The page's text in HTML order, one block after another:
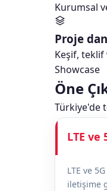
Kurumsal
Proje
Keşif,
Showcase
Öne
Türkiye'de
LTE ve
LTE ve
iletişime